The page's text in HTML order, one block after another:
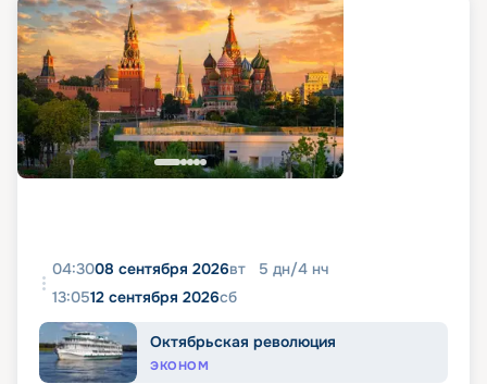
04:3008 сентября 2026вт 5 дн/4 нч
13:0512 сентября 2026сб
Октябрьская революция
ЭКОНОМ